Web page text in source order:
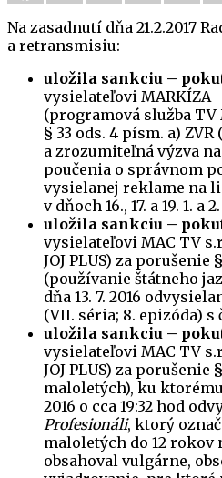
Na zasadnutí dňa 21.2.2017
a retransmisiu:
uložila sankciu –
vysielateľovi MARKÍZA
(programová služba TV
§ 33 ods. 4 písm. a)
a zrozumiteľná výzva
poučenia o správnom
vysielanej reklame na
v dňoch 16., 17. a 19. 1. a
uložila sankciu –
vysielateľovi MAC TV
JOJ PLUS) za porušenie
(používanie štátneho
dňa 13. 7. 2016
(VII. séria; 8. epizóda) s
uložila sankciu –
vysielateľovi MAC TV
JOJ PLUS) za porušenie
maloletých), ku
2016 o cca 19:32 hod
Profesionáli, ktorý
maloletých do 12 rokov
obsahoval vulgárne,